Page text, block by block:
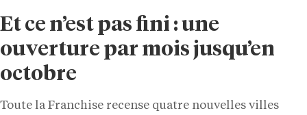
Et ce n’est pas fini : une
ouverture par mois jusqu’en
octobre
Toute la Franchise recense quatre nouvelles villes